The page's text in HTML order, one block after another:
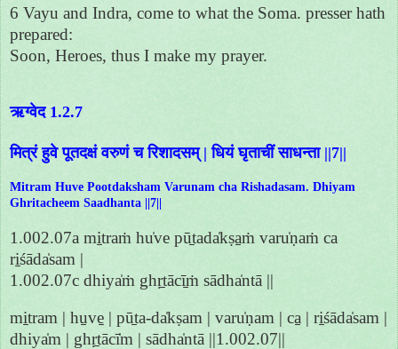
6 Vayu and Indra, come to what the Soma. presser hath
prepared:
Soon, Heroes, thus I make my prayer.
ऋग्वेद 1.2.7
मित्रं हुवे पूतदक्षं वरुणं च रिशादसम् | धियं घृताचीं साधन्ता ||7||
Mitram Huve Pootdaksham Varunam cha Rishadasam. Dhiyam
Ghritacheem Saadhanta ||7||
1.002.07a mi̱traṁ hu̍ve pū̱tada̍kṣa̱ṁ varu̍ṇaṁ ca
ri̱śāda̍sam |
1.002.07c dhiya̍ṁ ghṛ̱tācī̱ṁ sādha̍ntā ||
mi̱tram | hu̱ve̱ | pū̱ta-da̍kṣam | varu̍ṇam | ca̱ | ri̱śāda̍sam |
dhiya̍m | ghṛ̱tācī̍m | sādha̍ntā ||1.002.07||